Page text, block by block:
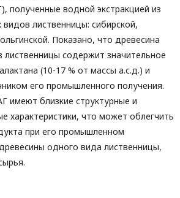
полученные водной экстракцией из
лиственницы: сибирской,
Показано, что древесина
лиственницы содержит значительное
(10-17 % от массы а.с.д.) и
его промышленного получения.
имеют близкие структурные и
характеристики, что может облегчить
при его промышленном
одного вида лиственницы,